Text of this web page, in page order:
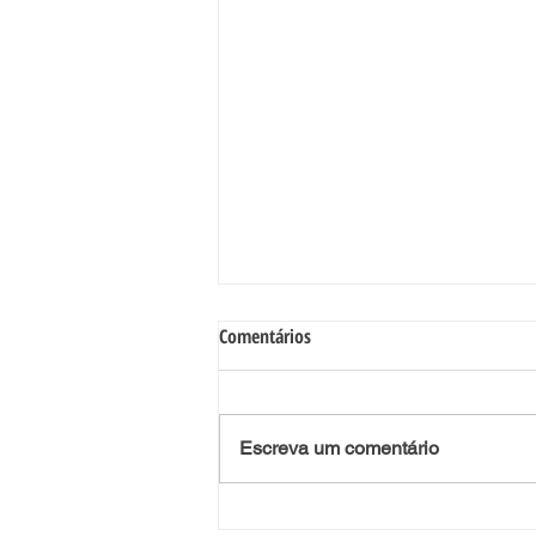
Comentários
Escreva um comentário